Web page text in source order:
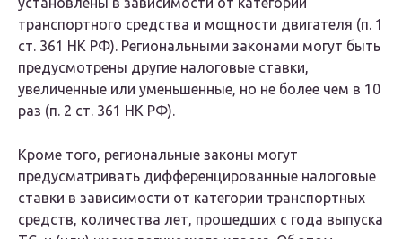
транспортного средства и мощности двигателя (п. 1
ст. 361 НК РФ). Региональными законами могут быть
предусмотрены другие налоговые ставки,
увеличенные или уменьшенные, но не более чем в 10
раз (п. 2 ст. 361 НК РФ).
Кроме того, региональные законы могут
предусматривать дифференцированные налоговые
ставки в зависимости от категории транспортных
средств, количества лет, прошедших с года выпуска